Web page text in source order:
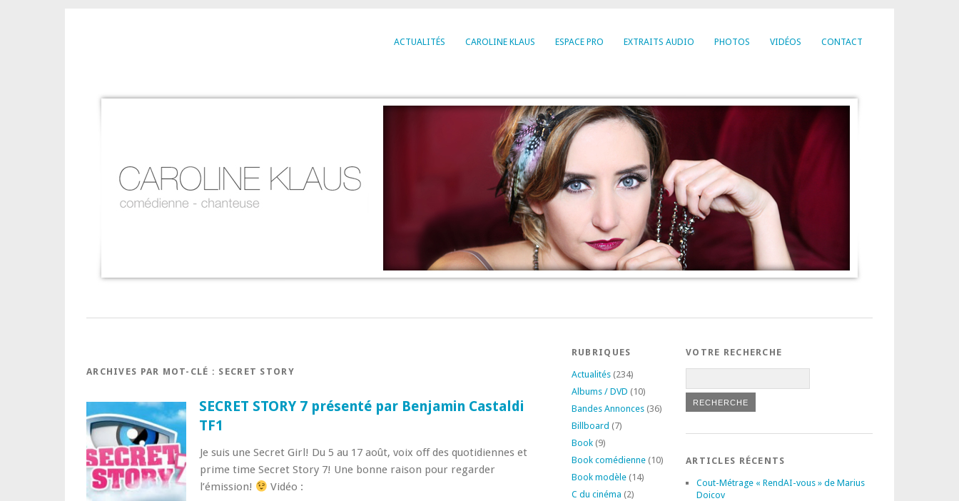
ACTUALITÉS CAROLINE KLAUS ESPACE PRO EXTRAITS AUDIO PHOTOS VIDÉOS CONTACT
ARCHIVES PAR MOT-CLÉ : SECRET STORY
SECRET STORY 7 présenté par Benjamin Castaldi
TF1
Je suis une Secret Girl! Du 5 au 17 août, voix off des quotidiennes et
prime time Secret Story 7! Une bonne raison pour regarder
l’émission!
Vidéo :
RUBRIQUES
Actualités(234)
Albums / DVD (10)
Bandes Annonces(36)
Billboard (7)
Book(9)
Book comédienne(10)
Book modèle(14)
C du cinéma (2)
VOTRE RECHERCHE
ARTICLES RÉCENTS
Cout-Métrage « RendAI-vous » de Marius
Doicov